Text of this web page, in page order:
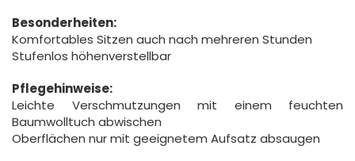
Besonderheiten:
Komfortables Sitzen auch nach mehreren Stunden
Stufenlos höhenverstellbar
Pflegehinweise:
Leichte Verschmutzungen mit einem feuchten
Baumwolltuch abwischen
Oberflächen nur mit geeignetem Aufsatz absaugen